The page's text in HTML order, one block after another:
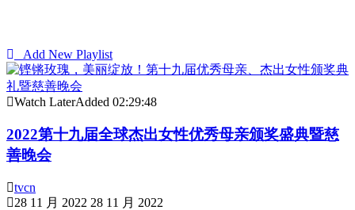
Add New Playlist
Watch LaterAdded 02:29:48
2022第十九届全球杰出女性优秀母亲颁奖盛典暨慈
善晚会
tvcn
28 11 月 2022 28 11 月 2022